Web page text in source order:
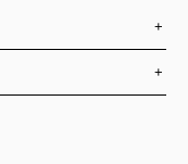
+
+